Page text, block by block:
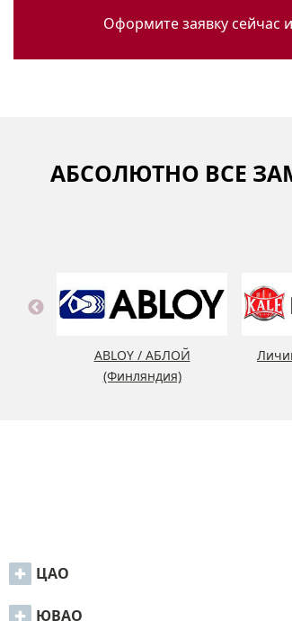
Оформите заявку сейчас
АБСОЛЮТНО ВСЕ
ABLOY / АБЛОЙ
(Финляндия)
ЦАО
ЮВАО